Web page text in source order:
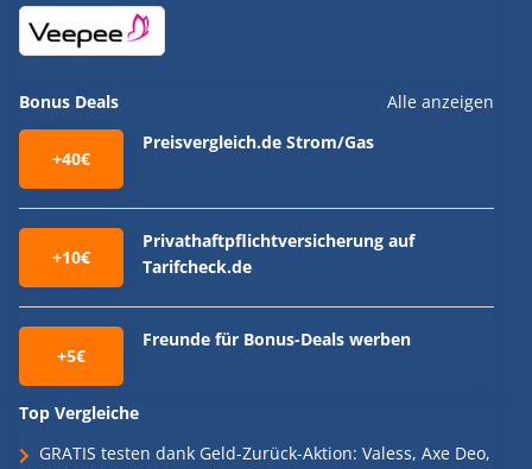
Bonus Deals Alle anzeigen
+40€
Preisvergleich.de Strom/Gas
+10€
Privathaftpflichtversicherung auf
Tarifcheck.de
+5€
Freunde für Bonus-Deals werben
Top Vergleiche
GRATIS testen dank Geld-Zurück-Aktion: Valess, Axe Deo,